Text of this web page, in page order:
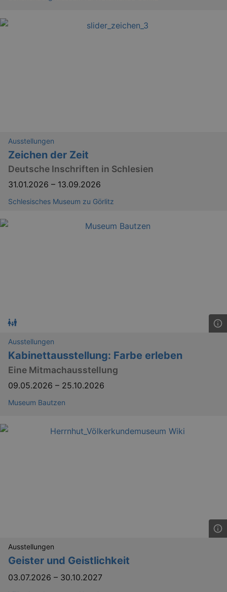
Ausstellungen
Zeichen der Zeit
Deutsche Inschriften in Schlesien
31.01.2026 – 13.09.2026
Schlesisches Museum zu Görlitz
Ausstellungen
Kabinettausstellung: Farbe erleben
Eine Mitmachausstellung
09.05.2026 – 25.10.2026
Museum Bautzen
Ausstellungen
Geister und Geistlichkeit
03.07.2026 – 30.10.2027